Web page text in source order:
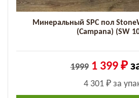
Минеральный SPC пол
(Campana) (SW
1999 1 399 ₽
4 301 ₽ за